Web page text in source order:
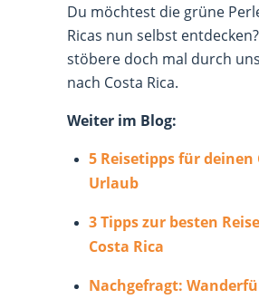
Du möchtest die grüne
Ricas nun selbst
stöbere doch mal durch
nach Costa Rica.
Weiter im Blog:
5 Reisetipps für deinen
Urlaub
3 Tipps zur besten
Costa Rica
Nachgefragt: